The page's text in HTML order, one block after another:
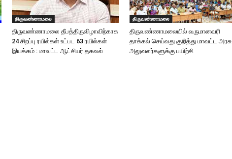
திருவண்ணாமலை
திருவண்ணாமலை தீபத்திருவிழாவிற்காக
24 சிறப்பு ரயில்கள் உட்பட 63 ரயில்கள்
இயக்கம் : மாவட்ட ஆட்சியர் தகவல்
திருவண்ணாமலை
திருவண்ணாமலையில் வருமானவரி
தாக்கல் செய்வது குறித்து மாவட்ட அரசு
அலுவலர்களுக்கு பயிற்சி